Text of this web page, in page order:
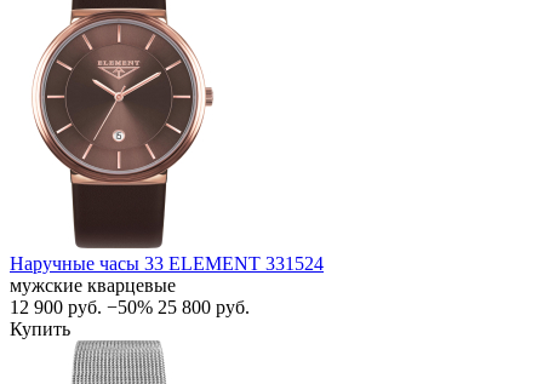
Наручные часы 33 ELEMENT 331524
мужские кварцевые
12 900 руб. −50% 25 800 руб.
Купить